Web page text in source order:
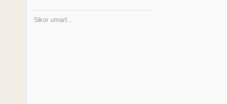
Sikor umarł...